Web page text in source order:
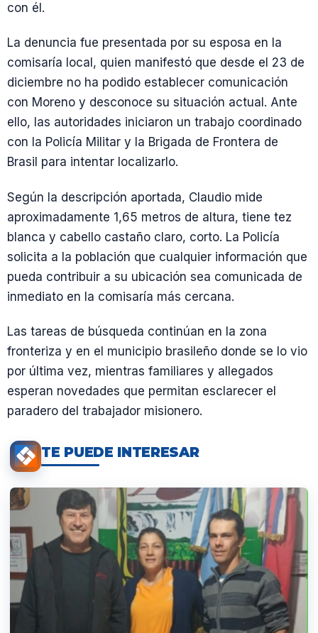
con él.
La denuncia fue presentada por su esposa en la
comisaría local, quien manifestó que desde el 23 de
diciembre no ha podido establecer comunicación
con Moreno y desconoce su situación actual. Ante
ello, las autoridades iniciaron un trabajo coordinado
con la Policía Militar y la Brigada de Frontera de
Brasil para intentar localizarlo.
Según la descripción aportada, Claudio mide
aproximadamente 1,65 metros de altura, tiene tez
blanca y cabello castaño claro, corto. La Policía
solicita a la población que cualquier información que
pueda contribuir a su ubicación sea comunicada de
inmediato en la comisaría más cercana.
Las tareas de búsqueda continúan en la zona
fronteriza y en el municipio brasileño donde se lo vio
por última vez, mientras familiares y allegados
esperan novedades que permitan esclarecer el
paradero del trabajador misionero.
TE PUEDE INTERESAR